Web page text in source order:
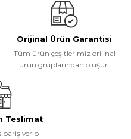
Orijinal Ürün Garantisi
Tüm ürün çeşitlerimiz orijinal
ürün gruplarından oluşur.
Teslimat
verip